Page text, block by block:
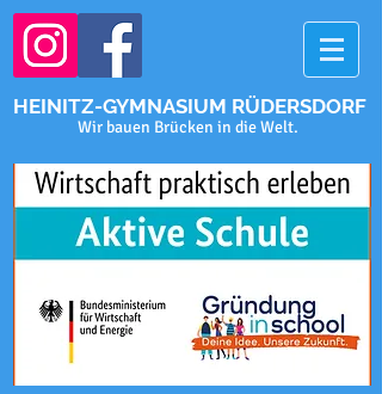
HEINITZ-GYMNASIUM RÜDERSDORF
Wir bauen Brücken in die Welt.